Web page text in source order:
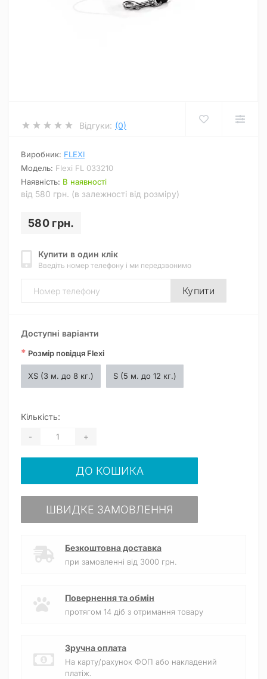
Відгуки: (0)
Виробник: FLEXI
Модель: Flexi FL 033210
Наявність: В наявності
від 580 грн. (в залежності від розміру)
580 грн.
Купити в один клік
Введіть номер телефону і ми передзвонимо
Купити
Доступні варіанти
* Розмір повідця Flexi
XS (3 м. до 8 кг.) S (5 м. до 12 кг.)
Кількість:
- +
ДО КОШИКА
ШВИДКЕ ЗАМОВЛЕННЯ
Безкоштовна доставка
при замовленні від 3000 грн.
Повернення та обмін
протягом 14 діб з отримання товару
Зручна оплата
На карту/рахунок ФОП або накладений
платіж.